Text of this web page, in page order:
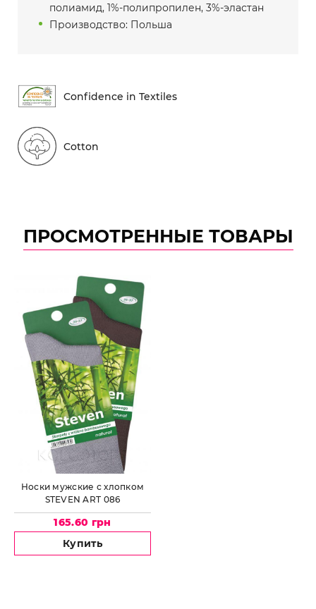
полиамид, 1%-полипропилен, 3%-эластан
Производство: Польша
Conf​idence in Textiles
Cotton
ПРОСМОТРЕННЫЕ ТОВАРЫ
Носки мужские с хлопком
STEVEN ART 086
165.60 грн
Купить